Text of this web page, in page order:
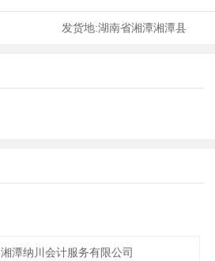
发货地:湖南省湘潭湘潭县
湘潭纳川会计服务有限公司